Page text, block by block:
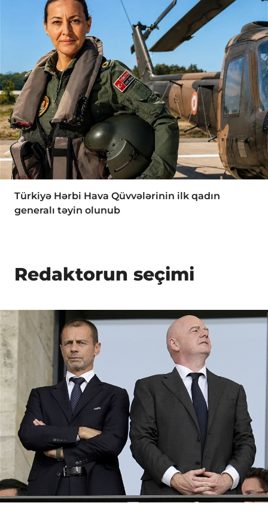
Türkiyə Hərbi Hava Qüvvələrinin ilk qadın
generalı təyin olunub
Redaktorun seçimi